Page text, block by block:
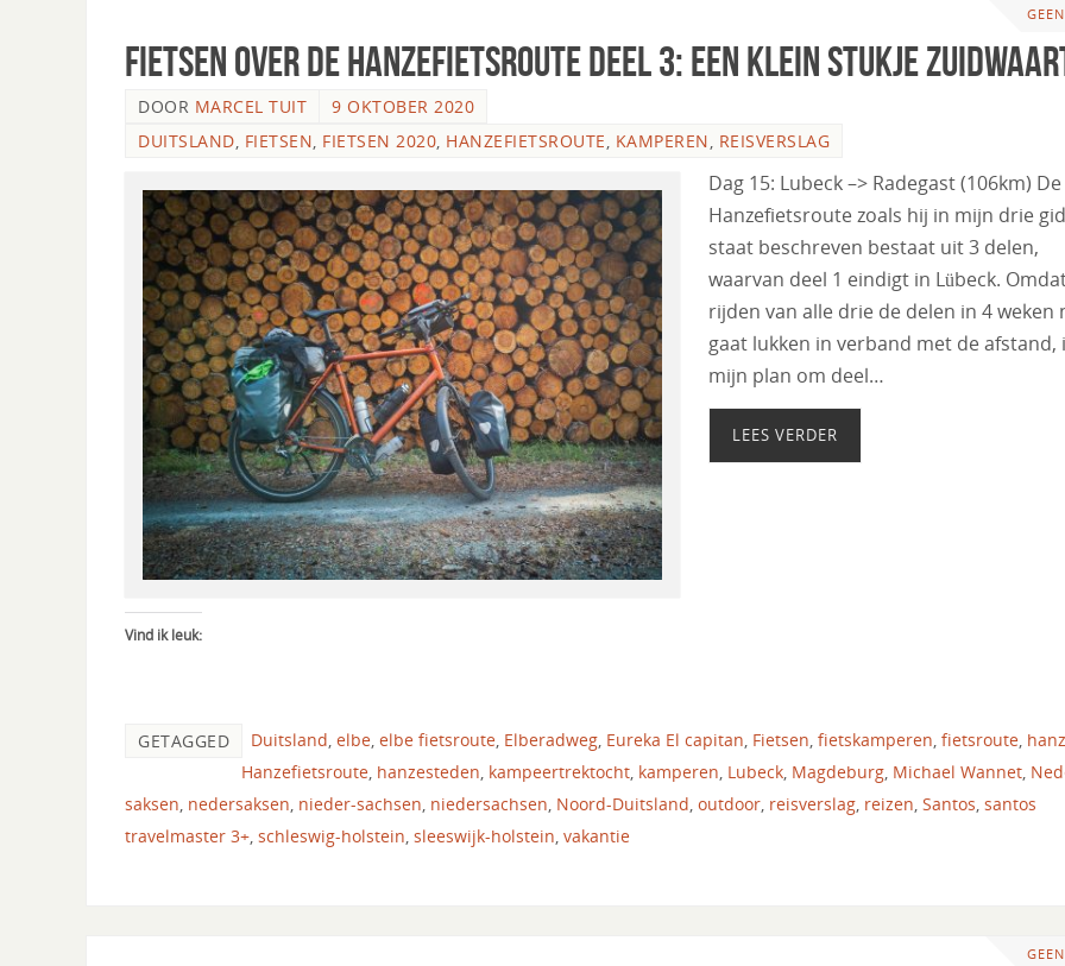
Fietsen over de Hanzefietsroute deel 3: een klein stukje
DOOR MARCEL TUIT
9 OKTOBER 2020
DUITSLAND, FIETSEN, FIETSEN 2020, HANZEFIETSROUTE, KAMPEREN, REISVERSLAG
Dag 15: Lubeck –> Radegast (106km) De
Hanzefietsroute zoals hij in mijn drie
staat beschreven bestaat uit 3 delen,
waarvan deel 1 eindigt in Lübeck.
rijden van alle drie de delen in 4 weken
gaat lukken in verband met de afstand,
mijn plan om deel…
LEES VERDER
Vind ik leuk:
GETAGGED Duitsland elbe elbe fietsroute Elberadweg Eureka El capitan Fietsen fietskamperen fietsroute
Hanzefietsroute hanzesteden kampeertrektocht kamperen Lubeck Magdeburg Michael Wannet
saksen nedersaksen nieder-sachsen niedersachsen Noord-Duitsland outdoor reisverslag reizen Santos santos
travelmaster 3+ schleswig-holstein sleeswijk-holstein vakantie